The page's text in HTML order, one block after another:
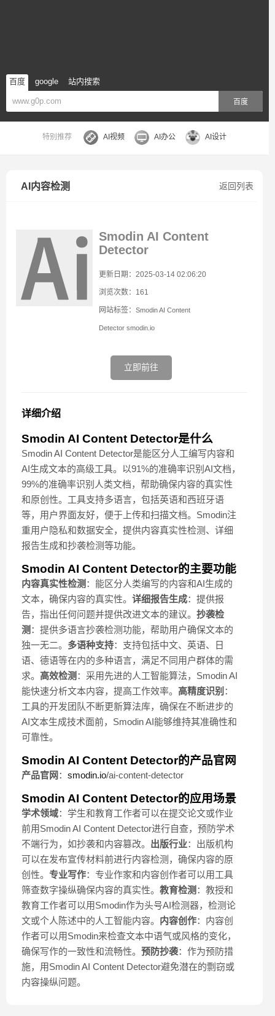
百度 google 站内搜索
百度
特别推荐 AI视频 AI办公 AI设计
返回列表
AI内容检测
Smodin AI Content
Detector
更新日期：2025-03-14 02:06:20
浏览次数：161
网站标签：Smodin AI Content
Detector smodin.io
立即前往
详细介绍
Smodin AI Content Detector是什么
Smodin AI Content Detector是能区分人工编写内容和
AI生成文本的高级工具。以91%的准确率识别AI文档，
99%的准确率识别人类文档，帮助确保内容的真实性
和原创性。工具支持多语言，包括英语和西班牙语
等，用户界面友好，便于上传和扫描文档。Smodin注
重用户隐私和数据安全，提供内容真实性检测、详细
报告生成和抄袭检测等功能。
Smodin AI Content Detector的主要功能
内容真实性检测 ：能区分人类编写的内容和AI生成的
文本，确保内容的真实性。 详细报告生成：提供报
告，指出任何问题并提供改进文本的建议。 抄袭检
测 ：提供多语言抄袭检测功能，帮助用户确保文本的
独一无二。 多语种支持：支持包括中文、英语、日
语、德语等在内的多种语言，满足不同用户群体的需
求。 高效检测 ：采用先进的人工智能算法，Smodin AI
能快速分析文本内容，提高工作效率。 高精度识别 ：
工具的开发团队不断更新算法库，确保在不断进步的
AI文本生成技术面前，Smodin AI能够维持其准确性和
可靠性。
Smodin AI Content Detector的产品官网
产品官网 ： smodin.io/ai-content-detector
Smodin AI Content Detector的应用场景
学术领域：学生和教育工作者可以在提交论文或作业
前用Smodin AI Content Detector进行自查，预防学术
不端行为，如抄袭和内容篡改。 出版行业：出版机构
可以在发布宣传材料前进行内容检测，确保内容的原
创性。 专业写作：专业作家和内容创作者可以用工具
筛查数字操纵确保内容的真实性。 教育检测 ：教授和
教育工作者可以用Smodin作为头号AI检测器，检测论
文或个人陈述中的人工智能内容。 内容创作：内容创
作者可以用Smodin来检查文本中语气或风格的变化，
确保写作的一致性和流畅性。 预防抄袭：作为预防措
施，用Smodin AI Content Detector避免潜在的剽窃或
内容操纵问题。